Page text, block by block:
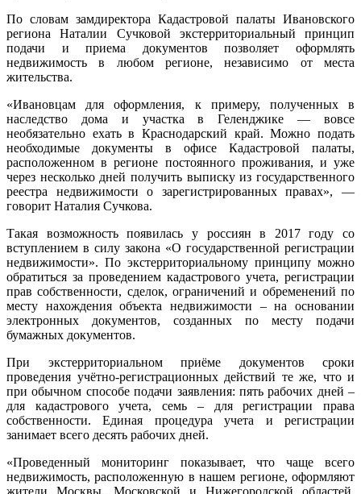
По словам замдиректора Кадастровой палаты Ивановского
региона Наталии Сучковой экстерриториальный принцип
подачи и приема документов позволяет оформлять
недвижимость в любом регионе, независимо от места
жительства.
«Ивановцам для оформления, к примеру, полученных в
наследство дома и участка в Геленджике — вовсе
необязательно ехать в Краснодарский край. Можно подать
необходимые документы в офисе Кадастровой палаты,
расположенном в регионе постоянного проживания, и уже
через несколько дней получить выписку из государственного
реестра недвижимости о зарегистрированных правах», —
говорит Наталия Сучкова.
Такая возможность появилась у россиян в 2017 году со
вступлением в силу закона «О государственной регистрации
недвижимости». По экстерриториальному принципу можно
обратиться за проведением кадастрового учета, регистрации
прав собственности, сделок, ограничений и обременений по
месту нахождения объекта недвижимости – на основании
электронных документов, созданных по месту подачи
бумажных документов.
При экстерриториальном приёме документов сроки
проведения учётно-регистрационных действий те же, что и
при обычном способе подачи заявления: пять рабочих дней –
для кадастрового учета, семь – для регистрации права
собственности. Единая процедура учета и регистрации
занимает всего десять рабочих дней.
«Проведенный мониторинг показывает, что чаще всего
недвижимость, расположенную в нашем регионе, оформляют